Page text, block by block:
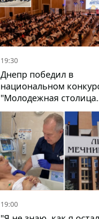
19:30
Днепр победил в
национальном
"Молодежная столица
Украины – 2026"
19:00